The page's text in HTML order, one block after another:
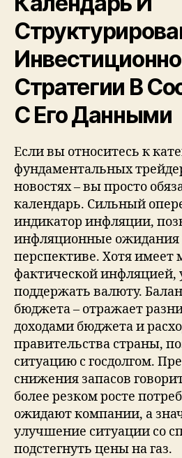
Стратегии В
С Его Данными
Если вы относитесь к
фундаментальных
новостях – вы просто
календарь. Сильный
индикатор инфляции,
инфляционные ожидания
перспективе. Хотя имеет
фактической инфляцией,
поддержать валюту.
бюджета – отражает
доходами бюджета и
правительства страны,
ситуацию с госдолгом.
снижения запасов
более резком росте
ожидают компании, а
улучшение ситуации со
подстегнуть цены на газ.